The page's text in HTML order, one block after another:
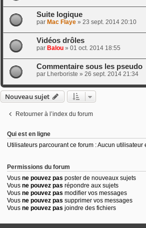
Suite logique
par Mac Flaye» 23 sept. 2014 20:10
Vidéos drôles
par Balou» 01 oct. 2014 18:55
Commentaire sous les pseudo
par Lherboriste » 26 sept. 2014 21:34
Nouveau sujet
Retourner à l’index du forum
Qui est en ligne
Utilisateurs parcourant ce forum : Aucun utilisateur
Permissions du forum
Vous ne pouvez pas poster de nouveaux sujets
Vous ne pouvez pas répondre aux sujets
Vous ne pouvez pas modifier vos messages
Vous ne pouvez pas supprimer vos messages
Vous ne pouvez pas joindre des fichiers